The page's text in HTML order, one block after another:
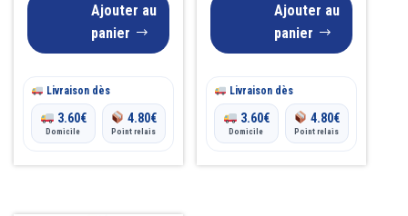
Ajouter au
panier
Livraison dès
3.60€
Domicile
4.80€
Point relais
Ajouter au
panier
Livraison dès
3.60€
Domicile
4.80€
Point relais